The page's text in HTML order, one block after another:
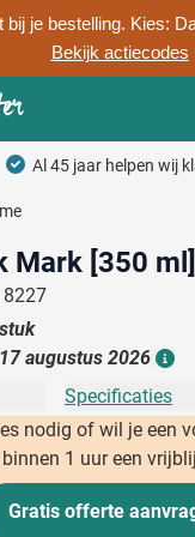
je bestelling. Kies:
Bekijk actiecodes
Al 45 jaar helpen wij
Mark [350 ml]
17 augustus 2026
Specificaties
nodig of wil je een
1 uur een
Gratis offerte